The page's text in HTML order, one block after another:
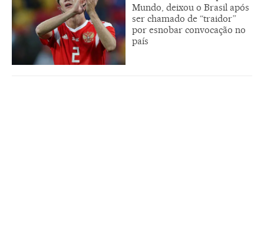
Mundo, deixou o Brasil após
ser chamado de “traidor”
por esnobar convocação no
país